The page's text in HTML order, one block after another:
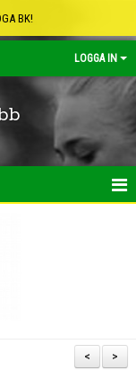
BK!
LOGGA IN
>
<